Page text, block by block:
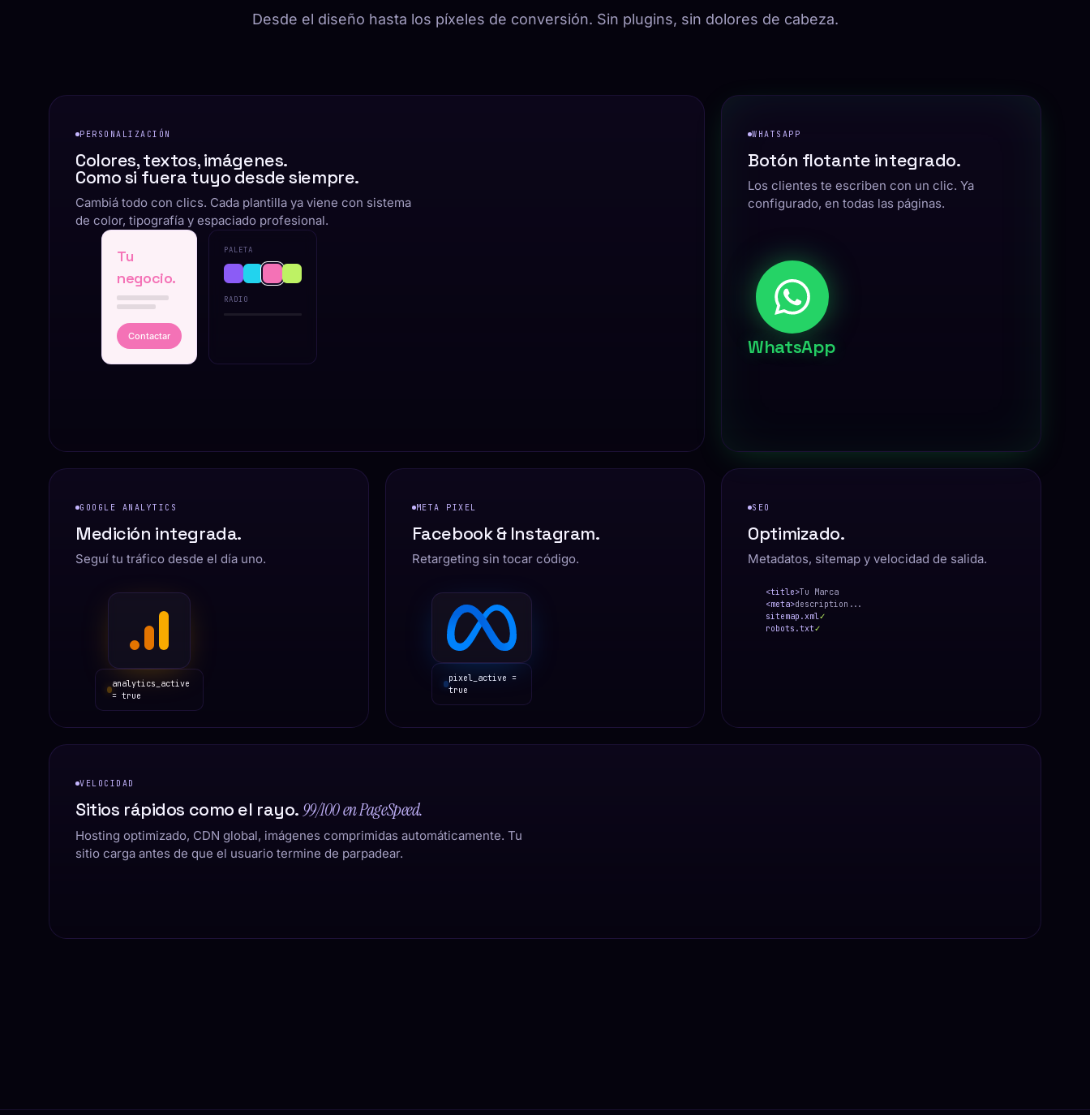
Desde el diseño hasta los píxeles de conversión. Sin plugins, sin dolores de cabeza.
PERSONALIZACIÓN
Colores, textos, imágenes.
Como si fuera tuyo desde siempre.
Cambiá todo con clics. Cada plantilla ya viene con sistema
de color, tipografía y espaciado profesional.
Tu
negocio.
Contactar
PALETA
RADIO
WHATSAPP
Botón flotante integrado.
Los clientes te escriben con un clic. Ya
configurado, en todas las páginas.
WhatsApp
GOOGLE ANALYTICS
Medición integrada.
Seguí tu tráfico desde el día uno.
analytics_active
= true
META PIXEL
Facebook & Instagram.
Retargeting sin tocar código.
pixel_active =
true
SEO
Optimizado.
Metadatos, sitemap y velocidad de salida.
<title>Tu Marca
<meta>description...
sitemap.xml✓
robots.txt✓
VELOCIDAD
Sitios rápidos como el rayo.99/100 en PageSpeed.
Hosting optimizado, CDN global, imágenes comprimidas automáticamente. Tu
sitio carga antes de que el usuario termine de parpadear.